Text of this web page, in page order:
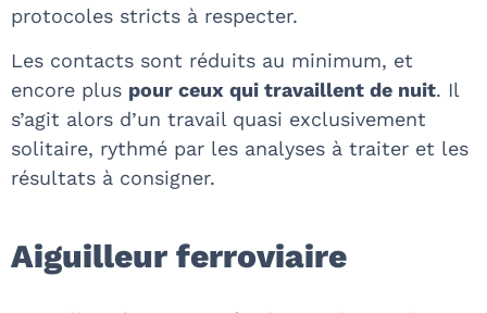
protocoles stricts à respecter.
Les contacts sont réduits au minimum, et
encore plus pour ceux qui travaillent de nuit. Il
s’agit alors d’un travail quasi exclusivement
solitaire, rythmé par les analyses à traiter et les
résultats à consigner.
Aiguilleur ferroviaire